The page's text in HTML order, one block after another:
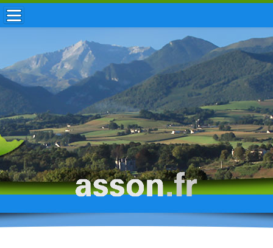
ACCUEIL / INFOS
MUNICIPALITÉ
VIE LOCALE
ENFANCE
TOURISME
HISTOIRE